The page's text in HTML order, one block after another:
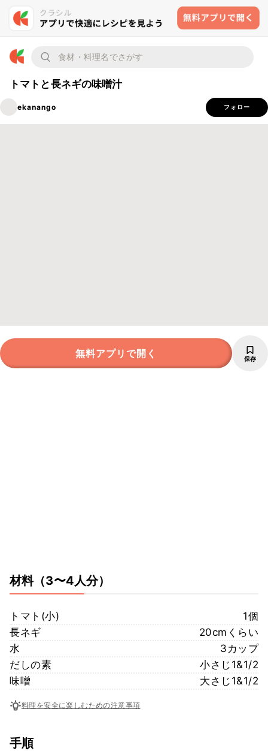
トマトと長ネギの味噌汁
ekanango フォロー
無料アプリで開く 保存
材料（3〜4人分）
トマト(小)
1個
長ネギ
20cmくらい
水
3カップ
だしの素
小さじ1&1/2
味噌
大さじ1&1/2
料理を安全に楽しむための注意事項
手順